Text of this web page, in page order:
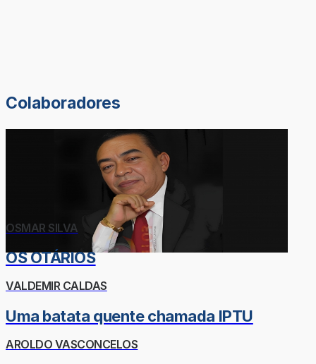
Colaboradores
OSMAR SILVA
OS OTÁRIOS
VALDEMIR CALDAS
Uma batata quente chamada IPTU
AROLDO VASCONCELOS